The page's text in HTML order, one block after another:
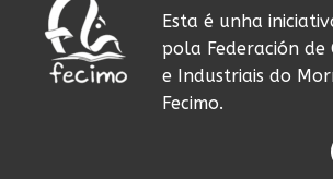
Esta é unha
pola Federación de
e Industriais do
Fecimo.